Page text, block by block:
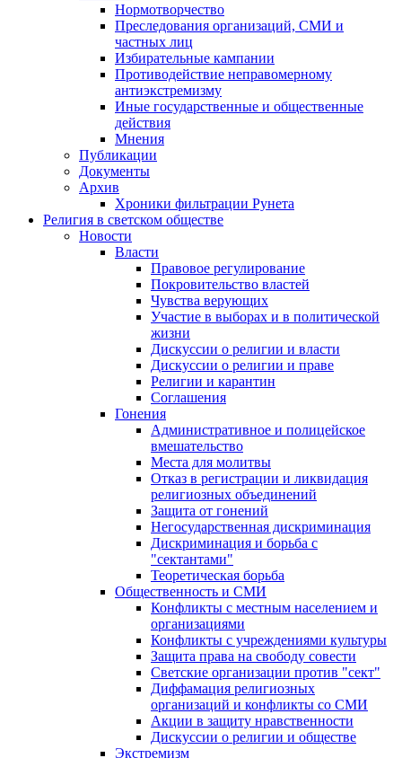
Нормотворчество
Преследования организаций, СМИ и
частных лиц
Избирательные кампании
Противодействие неправомерному
антиэкстремизму
Иные государственные и общественные
действия
Мнения
Публикации
Документы
Архив
Хроники фильтрации Рунета
Религия в светском обществе
Новости
Власти
Правовое регулирование
Покровительство властей
Чувства верующих
Участие в выборах и в политической
жизни
Дискуссии о религии и власти
Дискуссии о религии и праве
Религии и карантин
Соглашения
Гонения
Административное и полицейское
вмешательство
Места для молитвы
Отказ в регистрации и ликвидация
религиозных объединений
Защита от гонений
Негосударственная дискриминация
Дискриминация и борьба с
"сектантами"
Теоретическая борьба
Общественность и СМИ
Конфликты с местным населением и
организациями
Конфликты с учреждениями культуры
Защита права на свободу совести
Светские организации против "сект"
Диффамация религиозных
организаций и конфликты со СМИ
Акции в защиту нравственности
Дискуссии о религии и обществе
Экстремизм